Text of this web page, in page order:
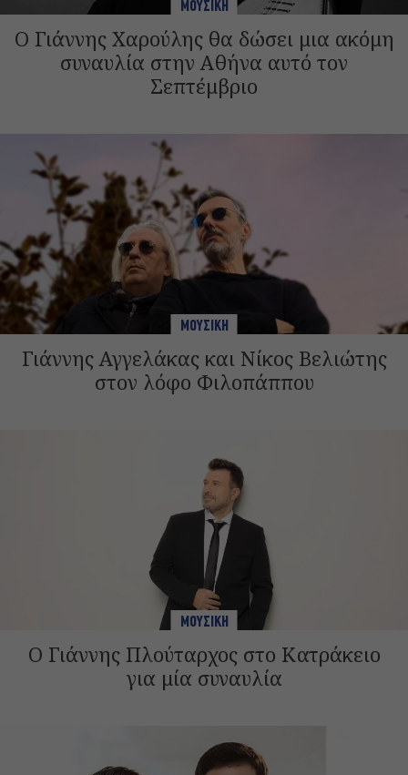
ΜΟΥΣΙΚΗ
Ο Γιάννης Χαρούλης θα δώσει μια ακόμη
συναυλία στην Αθήνα αυτό τον
Σεπτέμβριο
ΜΟΥΣΙΚΗ
Γιάννης Αγγελάκας και Νίκος Βελιώτης
στον λόφο Φιλοπάππου
ΜΟΥΣΙΚΗ
Ο Γιάννης Πλούταρχος στο Κατράκειο
για μία συναυλία